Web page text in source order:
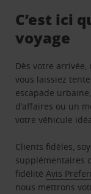
C’est ici
voyage
Dès votre arrivée,
vous laissiez
escapade
d’affaires ou un
votre véhicule
Clients fidèles,
supplémentaires
fidélitéAvis
nous mettrons